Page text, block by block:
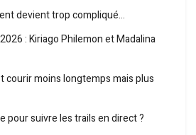
devient trop compliqué…
: Kiriago Philemon et Madalina
courir moins longtemps mais plus
pour suivre les trails en direct ?